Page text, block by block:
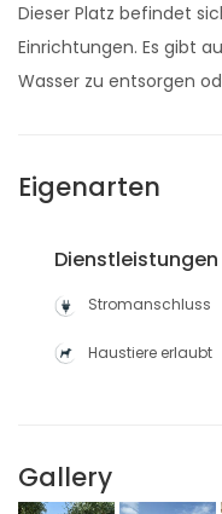
Dieser Platz befindet
Einrichtungen. Es gibt
Wasser zu entsorgen
Eigenarten
Dienstleistungen
Stromanschluss
Haustiere erlaubt
Gallery